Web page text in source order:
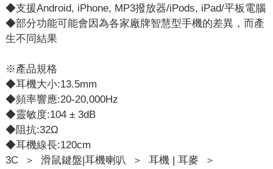
◆支援Android, iPhone, MP3撥放器/iPods, iPad/平板電腦
◆部分功能可能會因為各家廠牌智慧型手機的差異，而產
生不同結果
※產品規格
◆耳機大小:13.5mm
◆頻率響應:20-20,000Hz
◆靈敏度:104 ± 3dB
◆阻抗:32Ω
◆耳機線長:120cm
3C
＞ 滑鼠鍵盤|耳機喇叭 ＞ 耳機 | 耳麥
＞